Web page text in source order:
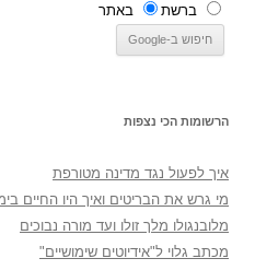
ברשת באתר
הרשומות הכי נצפות
איך לפעול נגד מדינה מטורפת
מי גרש את הבריטים ואיך היו החיים
מלובנגולו מלך זולו ועד מורה נבוכים
מכתב גלוי ל"אידיוטים שימושיים"